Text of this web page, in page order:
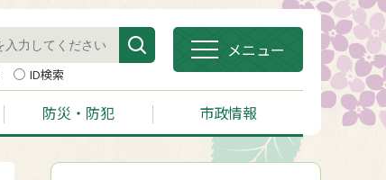
ID検索
メニュー
防災・防犯 市政情報